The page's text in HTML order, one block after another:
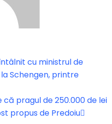
cu ministrul de
Schengen, printre
că pragul de 250.000 de lei
propus de Predoiu